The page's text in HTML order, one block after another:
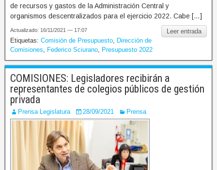
de recursos y gastos de la Administración Central y
organismos descentralizados para el ejercicio 2022. Cabe […]
Leer entrada
Actualizado: 16/11/2021 — 17:07
Etiquetas: Comisión de Presupuesto
Dirección de
Comisiones
Federico Sciurano Presupuesto 2022
COMISIONES: Legisladores recibirán a
representantes de colegios públicos de gestión
privada
Prensa Legislatura 28/09/2021 Prensa